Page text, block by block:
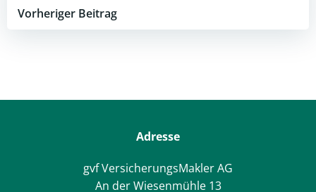
Post
Vorheriger Beitrag
Adresse
gvf VersicherungsMakler AG
An der Wiesenmühle 13